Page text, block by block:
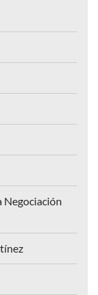
Negociación